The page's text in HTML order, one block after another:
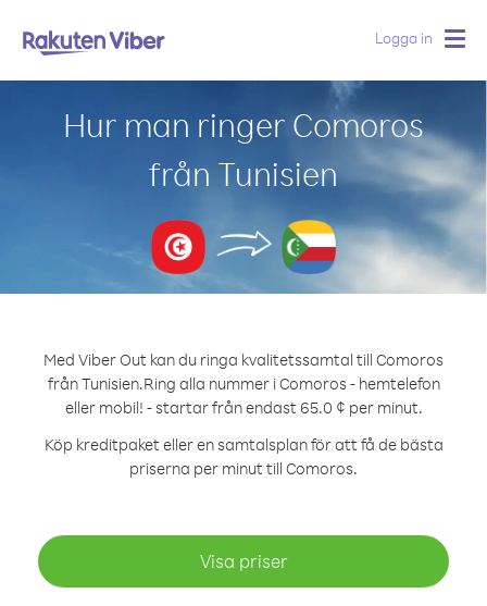
Logga in
Hur man ringer Comoros
från Tunisien
Med Viber Out kan du ringa kvalitetssamtal till Comoros
från Tunisien.Ring alla nummer i Comoros - hemtelefon
eller mobil! - startar från endast 65.0 ¢ per minut.
Köp kreditpaket eller en samtalsplan för att få de bästa
priserna per minut till Comoros.
Visa priser